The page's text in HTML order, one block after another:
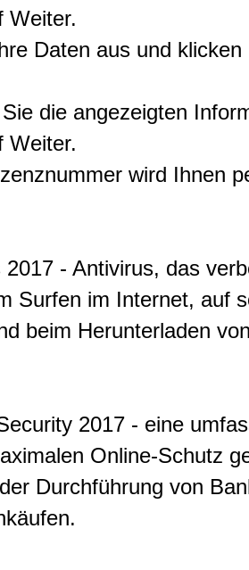
Weiter.
Daten aus und klicken
die angezeigten
Weiter.
wird Ihnen
2017 - Antivirus, das
Surfen im Internet, auf
beim Herunterladen
2017 - eine
Online-Schutz
Durchführung von